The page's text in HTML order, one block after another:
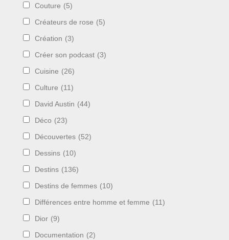
Couture (5)
Créateurs de rose (5)
Création (3)
Créer son podcast (3)
Cuisine (26)
Culture (11)
David Austin (44)
Déco (23)
Découvertes (52)
Dessins (10)
Destins (136)
Destins de femmes (10)
Différences entre homme et femme (11)
Dior (9)
Documentation (2)